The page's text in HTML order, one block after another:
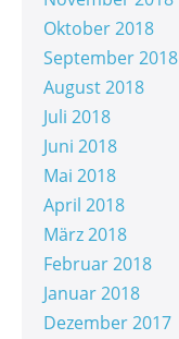
Oktober 2018
September 2018
August 2018
Juli 2018
Juni 2018
Mai 2018
April 2018
März 2018
Februar 2018
Januar 2018
Dezember 2017